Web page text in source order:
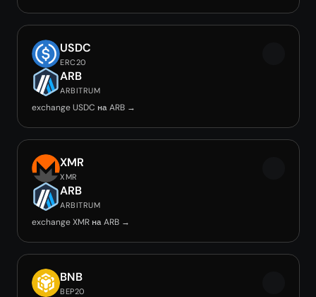
USDC
ERC20
ARB
ARBITRUM
exchange USDC на ARB →
XMR
XMR
ARB
ARBITRUM
exchange XMR на ARB →
BNB
BEP20